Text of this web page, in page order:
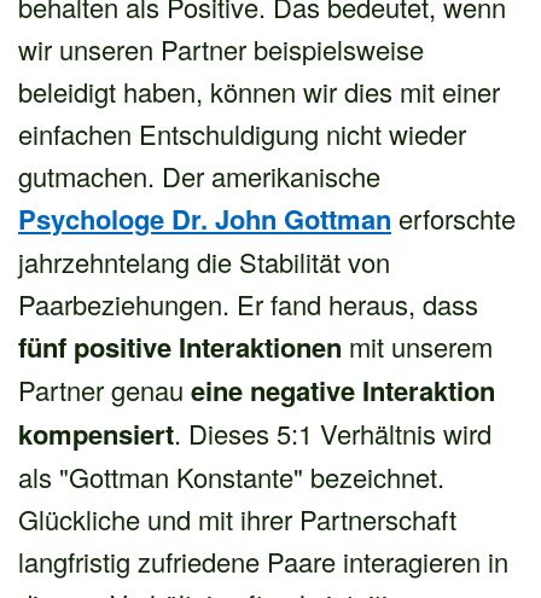
wir unseren Partner beispielsweise
beleidigt haben, können wir dies mit einer
einfachen Entschuldigung nicht wieder
gutmachen. Der amerikanische
Psychologe Dr. John Gottman erforschte
jahrzehntelang die Stabilität von
Paarbeziehungen. Er fand heraus, dass
fünf positive Interaktionen mit unserem
Partner genau eine negative Interaktion
kompensiert. Dieses 5:1 Verhältnis wird
als "Gottman Konstante" bezeichnet.
Glückliche und mit ihrer Partnerschaft
langfristig zufriedene Paare interagieren in